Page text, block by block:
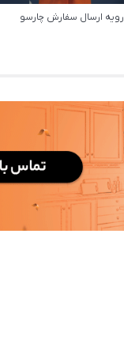
رویه ارسال سفارش چارسو